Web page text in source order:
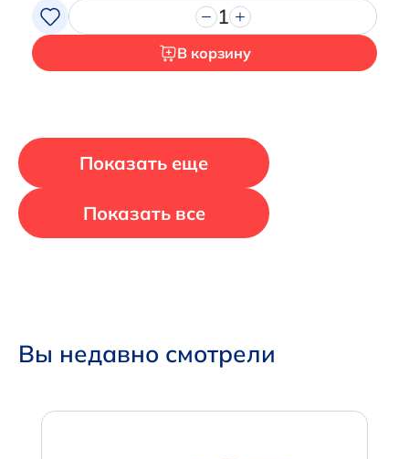
1
В корзину
Показать еще
Показать все
Вы недавно смотрели